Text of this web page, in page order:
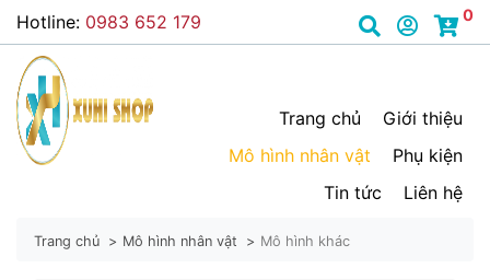
Hotline: 0983 652 179 0
Trang chủ
Giới thiệu
Mô hình nhân vật
Phụ kiện
Tin tức
Liên hệ
Trang chủ Mô hình nhân vật Mô hình khác